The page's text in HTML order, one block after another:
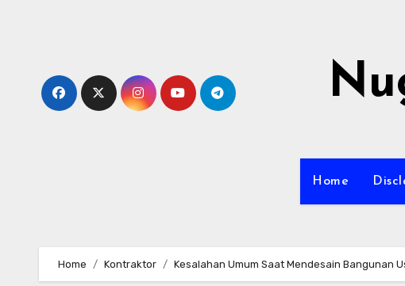
Home
Home Kontraktor Kesalahan Umum Saat Mendesain Bangunan